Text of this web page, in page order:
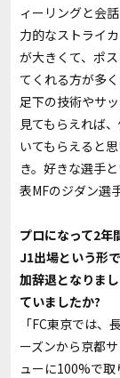
ィーリングと会
力的なストライ
が大きくて、ポ
てくれる方が多
足下の技術やサ
見てもらえれば
いてもらえると
き。好きな選手
表MFのジダン選
――プロになって2
J1出場という形
加辞退となりま
ていましたか?
「FC東京では
ーズンから京都
ューに100%で取